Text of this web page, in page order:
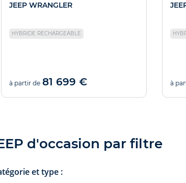
JEEP WRANGLER
HYBRIDE RECHARGEABLE
à partir de 81 699 € à
d'occasion par filtre
et type :